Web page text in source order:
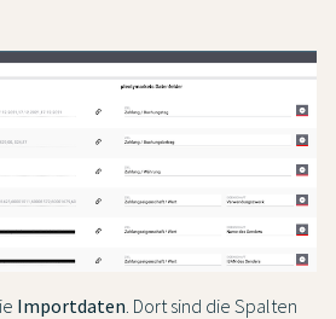
Importdaten . Dort sind die Spalten